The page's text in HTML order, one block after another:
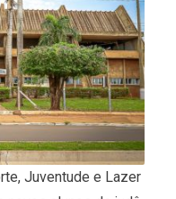
Juventude e Lazer